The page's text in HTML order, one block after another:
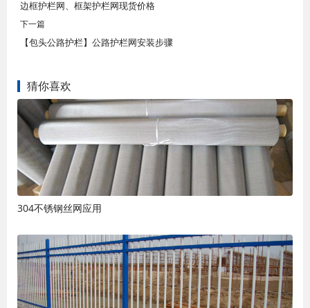
边框护栏网、框架护栏网现货价格
下一篇
【包头公路护栏】公路护栏网安装步骤
猜你喜欢
304不锈钢丝网应用